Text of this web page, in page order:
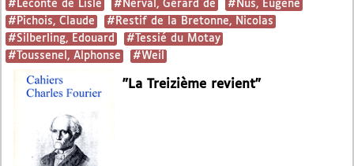
#Leconte de Lisle
#Nerval, Gérard de
#Nus, Eugène
#Pichois, Claude
#Restif de la Bretonne, Nicolas
#Silberling, Edouard
#Tessié du Motay
#Toussenel, Alphonse
#Weil
"La Treizième revient"